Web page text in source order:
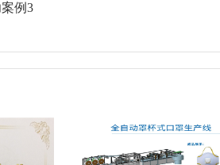
例3